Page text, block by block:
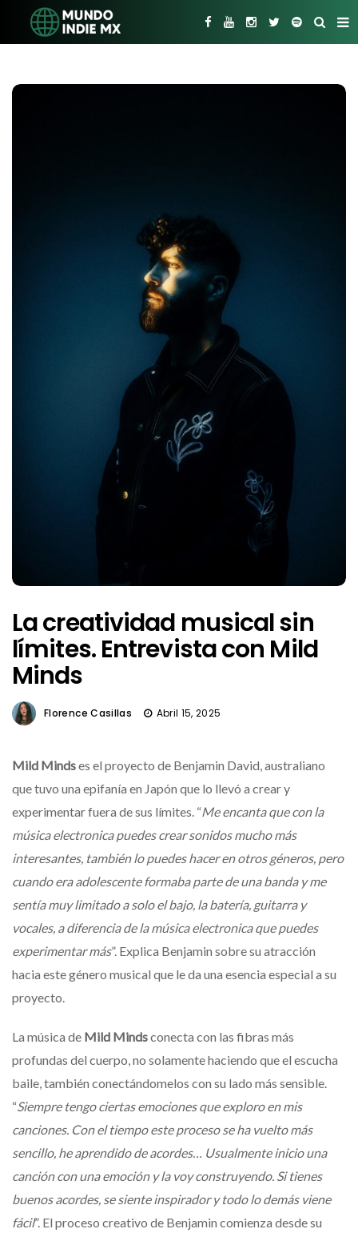
La creatividad musical sin
límites. Entrevista con Mild
Minds
Florence Casillas Abril 15, 2025
Mild Mindses el proyecto de Benjamin David, australiano
que tuvo una epifanía en Japón que lo llevó a crear y
experimentar fuera de sus límites. “Me encanta que con la
música electronica puedes crear sonidos mucho más
interesantes, también lo puedes hacer en otros géneros, pero
cuando era adolescente formaba parte de una banda y me
sentía muy limitado a solo el bajo, la batería, guitarra y
vocales, a diferencia de la música electronica que puedes
experimentar más”. Explica Benjamin sobre su atracción
hacia este género musical que le da una esencia especial a su
proyecto.
La música de Mild Mindsconecta con las fibras más
profundas del cuerpo, no solamente haciendo que el escucha
baile, también conectándomelos con su lado más sensible.
“Siempre tengo ciertas emociones que exploro en mis
canciones. Con el tiempo este proceso se ha vuelto más
sencillo, he aprendido de acordes… Usualmente inicio una
canción con una emoción y la voy construyendo. Si tienes
buenos acordes, se siente inspirador y todo lo demás viene
fácil”. El proceso creativo de Benjamin comienza desde su